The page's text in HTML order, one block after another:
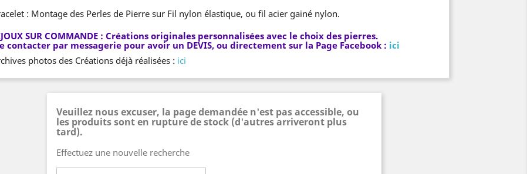
: Montage des Perles de Pierre sur Fil nylon élastique, ou fil acier gainé nylon.
SUR COMMANDE : Créations originales personnalisées avec le choix des pierres.
contacter par messagerie pour avoir un DEVIS, ou directement sur la Page Facebook : ici
photos des Créations déjà réalisées : ici
Veuillez nous excuser, la page demandée n'est pas accessible, ou
les produits sont en rupture de stock (d'autres arriveront plus
tard).
Effectuez une nouvelle recherche